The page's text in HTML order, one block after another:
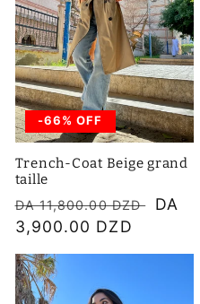
-66% OFF
Trench-Coat Beige grand
taille
Prix
habituel
DA 11,800.00 DZD
Prix
DA
3,900.00 DZD